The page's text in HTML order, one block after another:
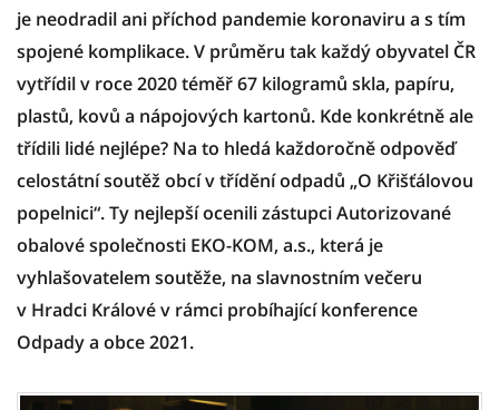
je neodradil ani příchod pandemie koronaviru a s tím
spojené komplikace. V průměru tak každý obyvatel ČR
vytřídil v roce 2020 téměř 67 kilogramů skla, papíru,
plastů, kovů a nápojových kartonů. Kde konkrétně ale
třídili lidé nejlépe? Na to hledá každoročně odpověď
celostátní soutěž obcí v třídění odpadů „O Křišťálovou
popelnici“. Ty nejlepší ocenili zástupci Autorizované
obalové společnosti EKO-KOM, a.s., která je
vyhlašovatelem soutěže, na slavnostním večeru
v Hradci Králové v rámci probíhající konference
Odpady a obce 2021.